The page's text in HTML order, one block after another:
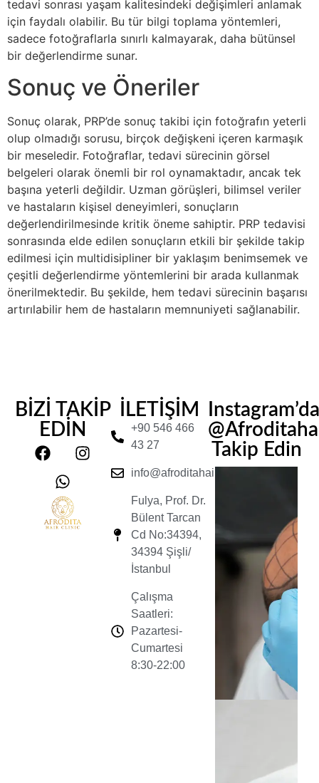
tedavi sonrası yaşam kalitesindeki değişimleri anlamak
için faydalı olabilir. Bu tür bilgi toplama yöntemleri,
sadece fotoğraflarla sınırlı kalmayarak, daha bütünsel
bir değerlendirme sunar.
Sonuç ve Öneriler
Sonuç olarak, PRP’de sonuç takibi için fotoğrafın yeterli
olup olmadığı sorusu, birçok değişkeni içeren karmaşık
bir meseledir. Fotoğraflar, tedavi sürecinin görsel
belgeleri olarak önemli bir rol oynamaktadır, ancak tek
başına yeterli değildir. Uzman görüşleri, bilimsel veriler
ve hastaların kişisel deneyimleri, sonuçların
değerlendirilmesinde kritik öneme sahiptir. PRP tedavisi
sonrasında elde edilen sonuçların etkili bir şekilde takip
edilmesi için multidisipliner bir yaklaşım benimsemek ve
çeşitli değerlendirme yöntemlerini bir arada kullanmak
önerilmektedir. Bu şekilde, hem tedavi sürecinin başarısı
artırılabilir hem de hastaların memnuniyeti sağlanabilir.
BİZİ TAKİP
EDİN
İLETİŞİM
+90 546 466
43 27
info@afroditahairclinic.com
Fulya, Prof. Dr.
Bülent Tarcan
Cd No:34394,
34394 Şişli/
İstanbul
Çalışma
Saatleri:
Pazartesi-
Cumartesi
8:30-22:00
Instagram’da
Takip Edin